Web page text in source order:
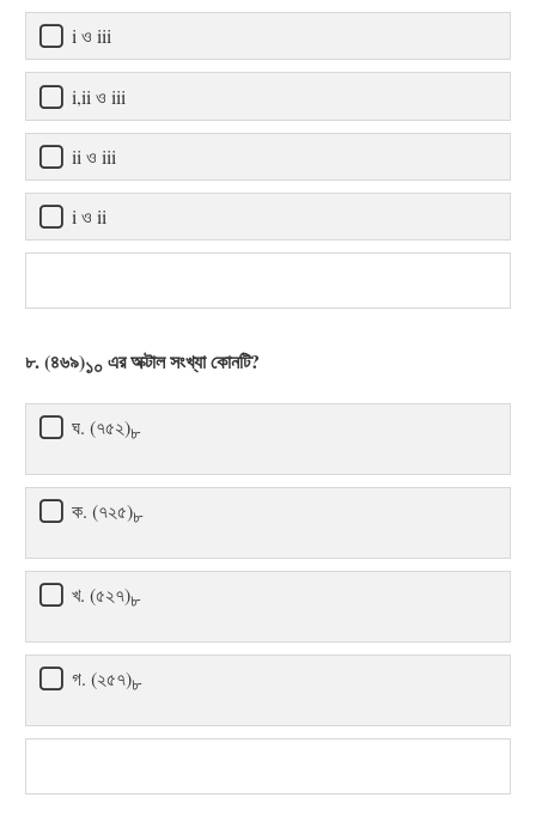
i ও iii
i,ii ও iii
ii ও iii
i ও ii
৮. (৪৬৯)১০এর অক্টাল সংখ্যা কোনটি?
ঘ. (৭৫২)৮
ক. (৭২৫)৮
খ. (৫২৭)৮
গ. (২৫৭)৮